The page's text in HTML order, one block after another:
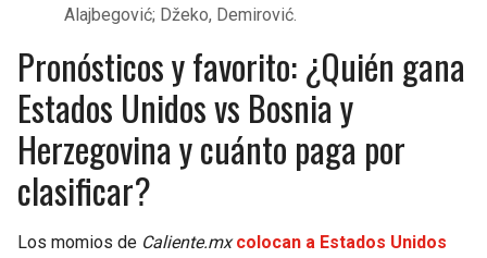
Alajbegović; Džeko, Demirović.
Pronósticos y favorito: ¿Quién gana
Estados Unidos vs Bosnia y
Herzegovina y cuánto paga por
clasificar?
Los momios de Caliente.mx colocan a Estados Unidos